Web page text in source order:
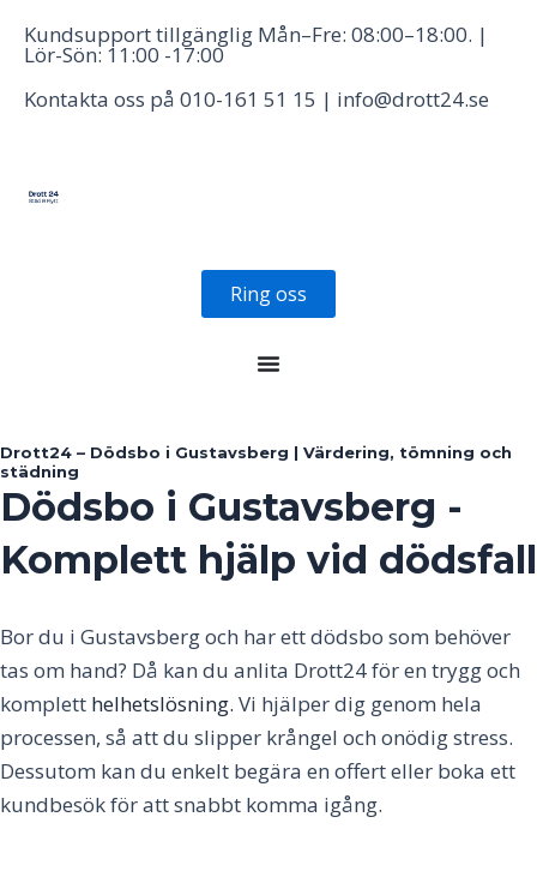
Kundsupport tillgänglig Mån–Fre: 08:00–18:00. |
Lör-Sön: 11:00 -17:00
Kontakta oss på 010-161 51 15 | info@drott24.se
Ring oss
Drott24 – Dödsbo i Gustavsberg | Värdering, tömning och
städning
Dödsbo i Gustavsberg -
Komplett hjälp vid dödsfall
Bor du i Gustavsbergoch har ett dödsbo som behöver
tas om hand? Då kan du anlita Drott24 för en trygg och
komplett helhetslösning. Vi hjälper dig genom hela
processen, så att du slipper krångel och onödig stress.
Dessutom kan du enkelt begära en offert eller boka ett
kundbesök för att snabbt komma igång.